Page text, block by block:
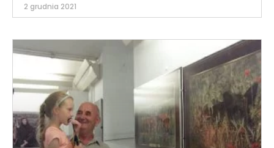
2 grudnia 2021